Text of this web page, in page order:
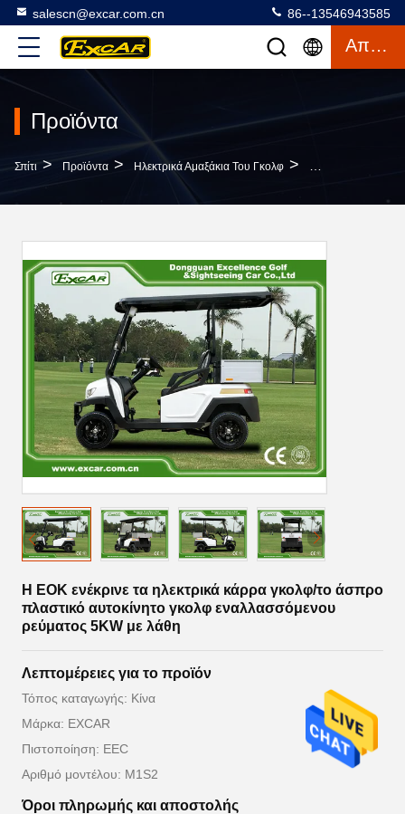
salescn@excar.com.cn 86--13546943585
Απόσπασμα
Προϊόντα
Σπίτι > Προϊόντα > Ηλεκτρικά Αμαξάκια Του Γκολφ > Η ΕΟΚ Ενέκρινε
Η ΕΟΚ ενέκρινε τα ηλεκτρικά κάρρα γκολφ/το άσπρο
πλαστικό αυτοκίνητο γκολφ εναλλασσόμενου
ρεύματος 5KW με λάθη
Λεπτομέρειες για το προϊόν
Τόπος καταγωγής: Κίνα
Μάρκα: EXCAR
Πιστοποίηση: EEC
Αριθμό μοντέλου: M1S2
Όροι πληρωμής και αποστολής